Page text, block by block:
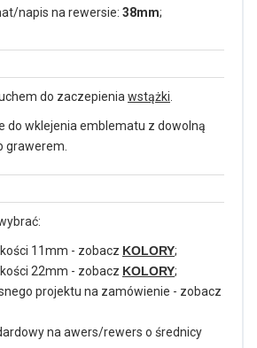
napis na rewersie: 38mm;
do zaczepienia wstążki
do wklejenia emblematu z dowolną
grawerem.
11mm - zobacz KOLORY;
22mm - zobacz KOLORY;
projektu na zamówienie - zobacz
na awers/rewers o średnicy